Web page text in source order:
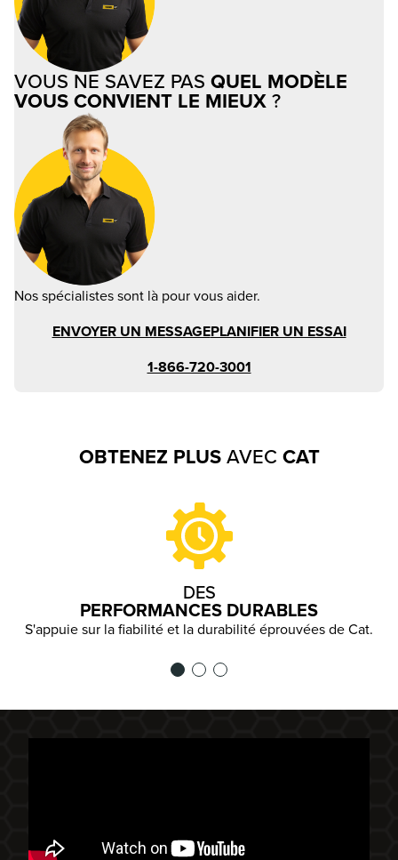
VOUS NE SAVEZ PAS QUEL MODÈLE
VOUS CONVIENT LE MIEUX?
Nos spécialistes sont là pour vous aider.
ENVOYER UN MESSAGEPLANIFIER UN ESSAI
1-866-720-3001
OBTENEZ PLUSAVEC CAT
DES
PERFORMANCES DURABLES
S'appuie sur la fiabilité et la durabilité éprouvées de Cat.